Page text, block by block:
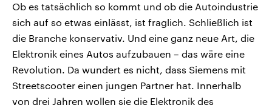
Ob es tatsächlich so kommt und ob die Autoindustrie
sich auf so etwas einlässt, ist fraglich. Schließlich ist
die Branche konservativ. Und eine ganz neue Art, die
Elektronik eines Autos aufzubauen – das wäre eine
Revolution. Da wundert es nicht, dass Siemens mit
Streetscooter einen jungen Partner hat. Innerhalb
von drei Jahren wollen sie die Elektronik des